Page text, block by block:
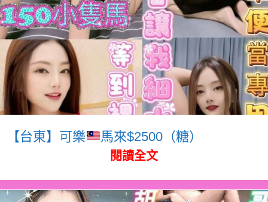
【台東】可樂 馬來$2500（糖）
閱讀全文